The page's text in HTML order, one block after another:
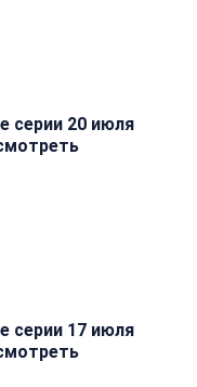
серии 20 июля
серии 17 июля